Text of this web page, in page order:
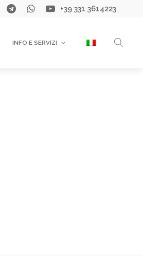
+39 331 3614223
INFO E SERVIZI